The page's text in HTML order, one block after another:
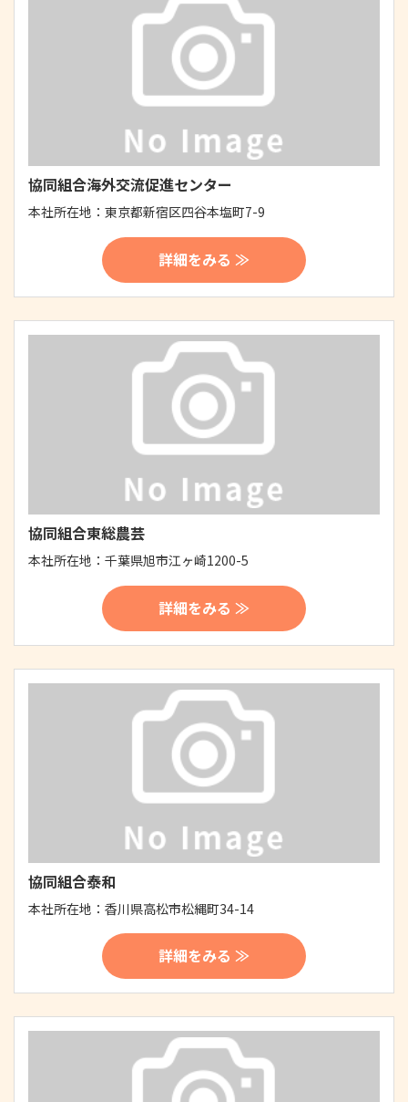
協同組合海外交流促進センター
本社所在地： 東京都新宿区四谷本塩町7-9
詳細をみる ≫
協同組合東総農芸
本社所在地： 千葉県旭市江ヶ崎1200-5
詳細をみる ≫
協同組合泰和
本社所在地： 香川県高松市松縄町34-14
詳細をみる ≫